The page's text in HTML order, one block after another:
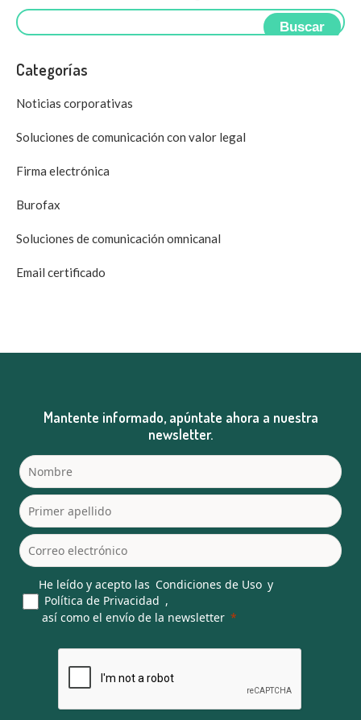
Buscar
Categorías
Noticias corporativas
Soluciones de comunicación con valor legal
Firma electrónica
Burofax
Soluciones de comunicación omnicanal
Email certificado
Mantente informado, apúntate ahora a nuestra
newsletter.
He leído y acepto las Condiciones de Uso y
Política de Privacidad ,
así como el envío de la newsletter